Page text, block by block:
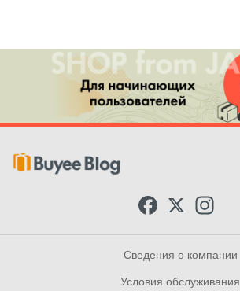
e
o
k
X
t
g
a
Сведения о компании
Условия обслуживания